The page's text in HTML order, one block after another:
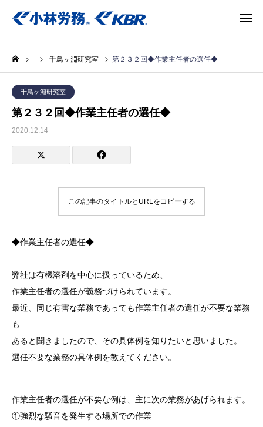
千鳥ヶ淵研究室 第２３２回◆作業主任者の選任◆
千鳥ヶ淵研究室
第２３２回◆作業主任者の選任◆
2020.12.14
この記事のタイトルとURLをコピーする
◆作業主任者の選任◆
弊社は有機溶剤を中心に扱っているため、
作業主任者の選任が義務づけられています。
最近、同じ有害な業務であっても作業主任者の選任が不要な業務
も
あると聞きましたので、その具体例を知りたいと思いました。
選任不要な業務の具体例を教えてください。
作業主任者の選任が不要な例は、主に次の業務があげられます。
①強烈な騒音を発生する場所での作業